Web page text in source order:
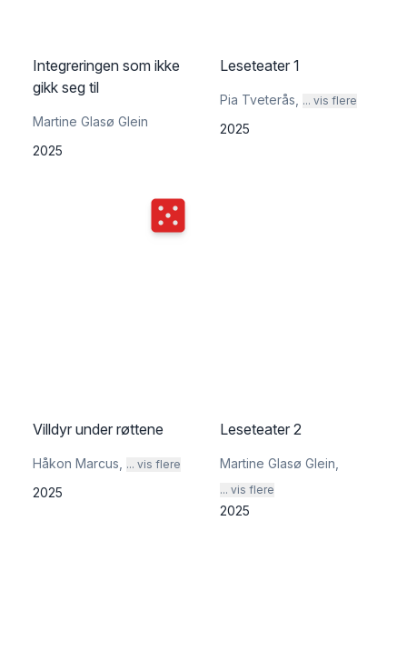
Integreringen som ikke
gikk seg til
Martine Glasø Glein
2025
Leseteater 1
Pia Tveterås ... vis flere
2025
Terningkast
Villdyr under røttene
Håkon Marcus ... vis flere
2025
Leseteater 2
Martine Glasø Glein
... vis flere
2025